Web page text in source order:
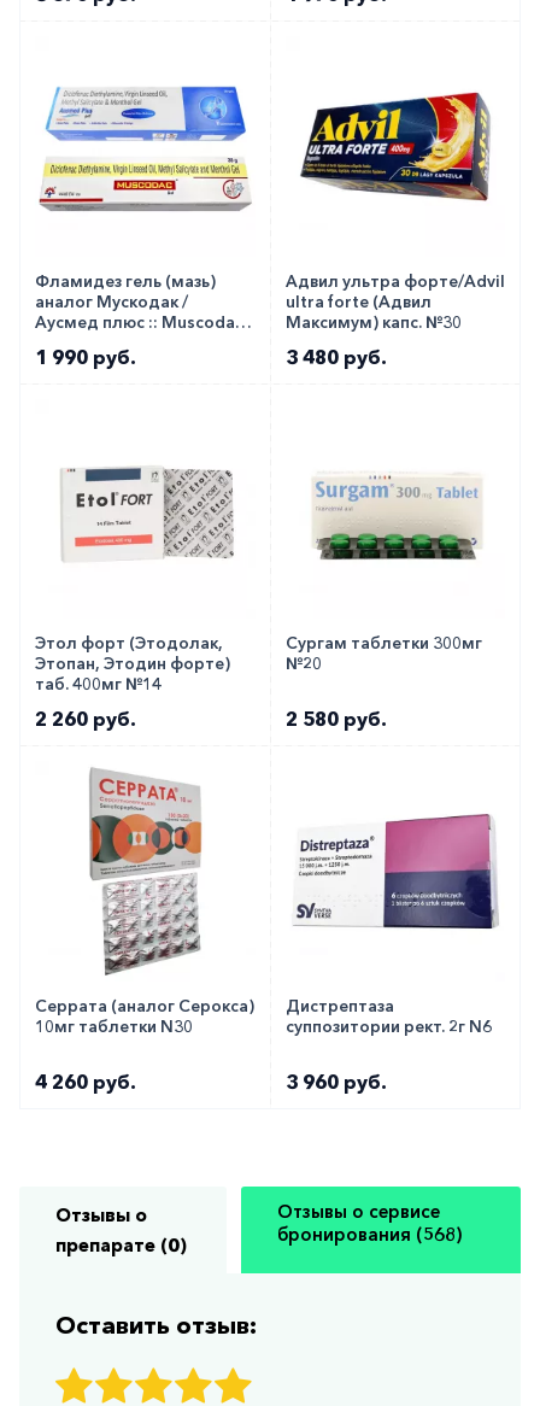
Фламидез гель (мазь)
аналог Мускодак /
Аусмед плюс :: Muscodac
1 990 руб.
Адвил ультра форте/Advil
ultra forte (Адвил
Максимум) капс. №30
3 480 руб.
Этол форт (Этодолак,
Этопан, Этодин форте)
таб. 400мг №14
2 260 руб.
Сургам таблетки 300мг
№20
2 580 руб.
Серрата (аналог Серокса)
10мг таблетки N30
4 260 руб.
Дистрептаза
суппозитории рект. 2г N6
3 960 руб.
Отзывы о
препарате (0)
Отзывы о сервисе
бронирования (568)
Оставить отзыв: